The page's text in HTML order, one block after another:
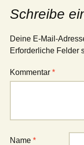
Schreibe
Deine E-Mail-
Erforderliche Felder
Kommentar *
Name *